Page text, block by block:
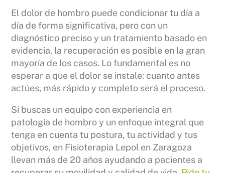
El dolor de hombro puede condicionar tu día a
día de forma significativa, pero con un
diagnóstico preciso y un tratamiento basado en
evidencia, la recuperación es posible en la gran
mayoría de los casos. Lo fundamental es no
esperar a que el dolor se instale: cuanto antes
actúes, más rápido y completo será el proceso.
Si buscas un equipo con experiencia en
patología de hombro y un enfoque integral que
tenga en cuenta tu postura, tu actividad y tus
objetivos, en Fisioterapia Lepol en Zaragoza
llevan más de 20 años ayudando a pacientes a